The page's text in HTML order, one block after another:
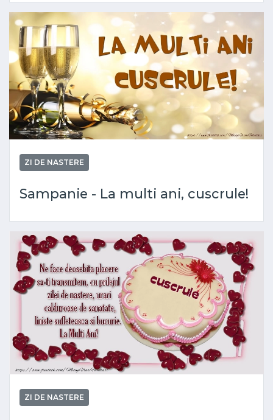
ZI DE NASTERE
Sampanie - La multi ani, cuscrule!
ZI DE NASTERE